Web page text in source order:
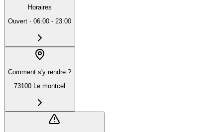
Horaires
Ouvert · 06:00 - 23:00
Comment s'y rendre ?
73100 Le montcel